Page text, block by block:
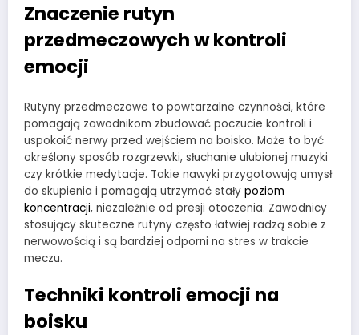
Znaczenie rutyn
przedmeczowych w kontroli
emocji
Rutyny przedmeczowe to powtarzalne czynności, które
pomagają zawodnikom zbudować poczucie kontroli i
uspokoić nerwy przed wejściem na boisko. Może to być
określony sposób rozgrzewki, słuchanie ulubionej muzyki
czy krótkie medytacje. Takie nawyki przygotowują umysł
do skupienia i pomagają utrzymać stały poziom
koncentracji, niezależnie od presji otoczenia. Zawodnicy
stosujący skuteczne rutyny często łatwiej radzą sobie z
nerwowością i są bardziej odporni na stres w trakcie
meczu.
Techniki kontroli emocji na
boisku